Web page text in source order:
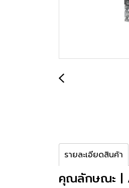
รายละเอียดสินค้า
คุณลักษณะ |